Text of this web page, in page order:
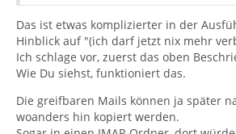
Das ist etwas komplizierter in der
Hinblick auf "(ich darf jetzt nix mehr
Ich schlage vor, zuerst das oben
Wie Du siehst, funktioniert das.
Die greifbaren Mails können ja später
woanders hin kopiert werden.